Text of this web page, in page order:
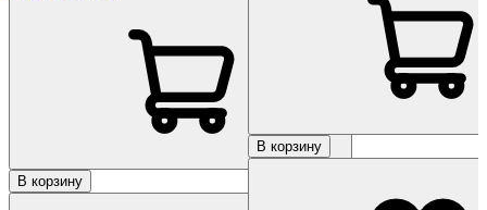
В корзину
В корзину